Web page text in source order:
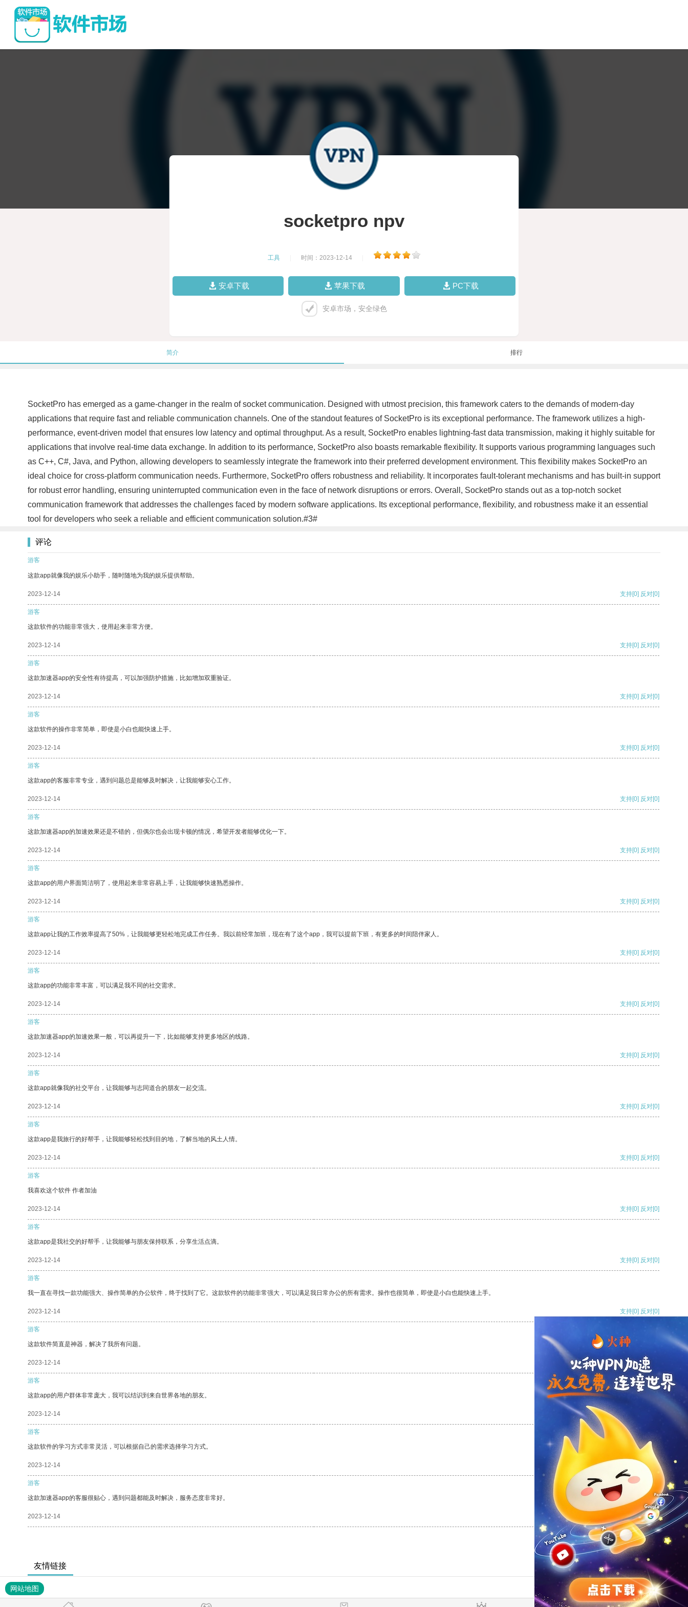
socketpro npv
工具 时间：2023-12-14
安卓下载 苹果下载 PC下载
安卓市场，安全绿色
简介 排行
SocketPro has emerged as a game-changer in the realm of socket communication. Designed with utmost precision, this framework caters to the demands of modern-day
applications that require fast and reliable communication channels. One of the standout features of SocketPro is its exceptional performance. The framework utilizes a high-
performance, event-driven model that ensures low latency and optimal throughput. As a result, SocketPro enables lightning-fast data transmission, making it highly suitable for
applications that involve real-time data exchange. In addition to its performance, SocketPro also boasts remarkable flexibility. It supports various programming languages such
as C++, C#, Java, and Python, allowing developers to seamlessly integrate the framework into their preferred development environment. This flexibility makes SocketPro an
ideal choice for cross-platform communication needs. Furthermore, SocketPro offers robustness and reliability. It incorporates fault-tolerant mechanisms and has built-in support
for robust error handling, ensuring uninterrupted communication even in the face of network disruptions or errors. Overall, SocketPro stands out as a top-notch socket
communication framework that addresses the challenges faced by modern software applications. Its exceptional performance, flexibility, and robustness make it an essential
tool for developers who seek a reliable and efficient communication solution.#3#
评论
游客
这款app就像我的娱乐小助手，随时随地为我的娱乐提供帮助。
2023-12-14 支持[0] 反对[0]
游客
这款软件的功能非常强大，使用起来非常方便。
2023-12-14 支持[0] 反对[0]
游客
这款加速器app的安全性有待提高，可以加强防护措施，比如增加双重验证。
2023-12-14 支持[0] 反对[0]
游客
这款软件的操作非常简单，即使是小白也能快速上手。
2023-12-14 支持[0] 反对[0]
游客
这款app的客服非常专业，遇到问题总是能够及时解决，让我能够安心工作。
2023-12-14 支持[0] 反对[0]
游客
这款加速器app的加速效果还是不错的，但偶尔也会出现卡顿的情况，希望开发者能够优化一下。
2023-12-14 支持[0] 反对[0]
游客
这款app的用户界面简洁明了，使用起来非常容易上手，让我能够快速熟悉操作。
2023-12-14 支持[0] 反对[0]
游客
这款app让我的工作效率提高了50%，让我能够更轻松地完成工作任务。我以前经常加班，现在有了这个app，我可以提前下班，有更多的时间陪伴家人。
2023-12-14 支持[0] 反对[0]
游客
这款app的功能非常丰富，可以满足我不同的社交需求。
2023-12-14 支持[0] 反对[0]
游客
这款加速器app的加速效果一般，可以再提升一下，比如能够支持更多地区的线路。
2023-12-14 支持[0] 反对[0]
游客
这款app就像我的社交平台，让我能够与志同道合的朋友一起交流。
2023-12-14 支持[0] 反对[0]
游客
这款app是我旅行的好帮手，让我能够轻松找到目的地，了解当地的风土人情。
2023-12-14 支持[0] 反对[0]
游客
我喜欢这个软件 作者加油
2023-12-14 支持[0] 反对[0]
游客
这款app是我社交的好帮手，让我能够与朋友保持联系，分享生活点滴。
2023-12-14 支持[0] 反对[0]
游客
我一直在寻找一款功能强大、操作简单的办公软件，终于找到了它。这款软件的功能非常强大，可以满足我日常办公的所有需求。操作也很简单，即使是小白也能快速上手。
2023-12-14 支持[0] 反对[0]
游客
这款软件简直是神器，解决了我所有问题。
2023-12-14 支持[0] 反对
游客
这款app的用户群体非常庞大，我可以结识到来自世界各地的朋友。
2023-12-14 支持
游客
这款软件的学习方式非常灵活，可以根据自己的需求选择学习方式。
2023-12-14 反对 [0]
游客
这款加速器app的客服很贴心，遇到问题都能及时解决，服务态度非常好。
2023-12-14 支持[0] 反对[0]
友情链接
网站地图